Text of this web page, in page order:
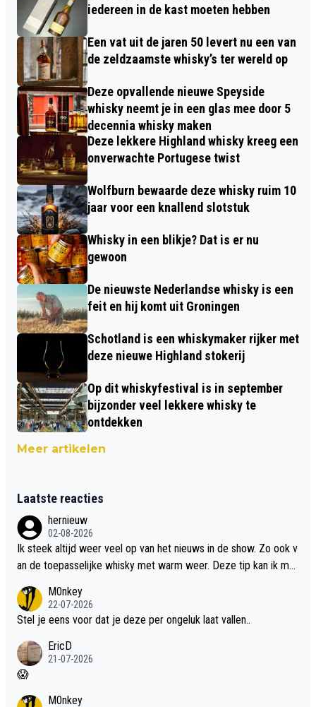
iedereen in de kast moeten hebben
Een vat uit de jaren 50 levert nu een van
de zeldzaamste whisky’s ter wereld op
Deze opvallende nieuwe Speyside
whisky neemt je in een glas mee door 5
decennia whisky maken
Deze lekkere Highland whisky kreeg een
onverwachte Portugese twist
Wolfburn bewaarde deze whisky ruim 10
jaar voor een knallend slotstuk
Whisky in een blikje? Dat is er nu
gewoon
De nieuwste Nederlandse whisky is een
feit en hij komt uit Groningen
Schotland is een whiskymaker rijker met
deze nieuwe Highland stokerij
Op dit whiskyfestival is in september
bijzonder veel lekkere whisky te
ontdekken
Meer artikelen
Laatste reacties
hernieuw
02-08-2026
Ik steek altijd weer veel op van het nieuws in de show. Zo ook v
an de toepasselijke whisky met warm weer. Deze tip kan ik met
M0nkey
22-07-2026
Stel je eens voor dat je deze per ongeluk laat vallen..
EricD
21-07-2026
😱
M0nkey